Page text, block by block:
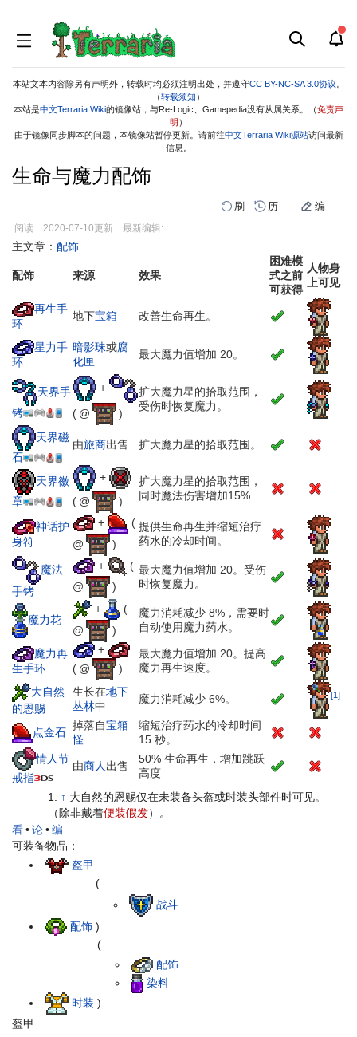
本站文本内容除另有声明外，转载时均必须注明出处，并遵守CC BY-NC-SA 3.0协议
（转载须知 ）
本站是中文Terraria Wiki的镜像站，与Re-Logic、Gamepedia没有从属关系。（免责声
明 ）
由于镜像同步脚本的问题，本镜像站暂停更新。请前往中文Terraria Wiki源站访问最新
信息。
生命与魔力配饰
刷 历 编
阅读 2020-07-10更新 最新编辑:
跳
导
跳
搜
主文章： 配饰
配饰 来源 效果
困难模
式之前
可获得
人物身
上可见
再生手
环
地下宝箱 改善生命再生。
星力手
环
暗影珠或腐
化匣
最大魔力值增加 20。
天界手
铐
+
( @
)
扩大魔力星的拾取范围，
受伤时恢复魔力。
天界磁
石
由旅商出售 扩大魔力星的拾取范围。
天界徽
章
+
( @
)
扩大魔力星的拾取范围，
同时魔法伤害增加15%
神话护
身符
+
(
@
)
提供生命再生并缩短治疗
药水的冷却时间。
魔法
手铐
+
(
@
)
最大魔力值增加 20。受伤
时恢复魔力。
魔力花
+
(
@
)
魔力消耗减少 8%，需要时
自动使用魔力药水。
魔力再
生手环
+
( @
)
最大魔力值增加 20。提高
魔力再生速度。
大自然
的恩赐
生长在地下
丛林中
魔力消耗减少 6%。 [1]
点金石
掉落自宝箱
怪
缩短治疗药水的冷却时间
15 秒。
情人节
戒指
由商人 出售
50% 生命再生，增加跳跃
高度
↑ 大自然的恩赐仅在未装备头盔或时装头部件时可见。
（除非戴着便装假发）。
看•论•编
可装备物品：
盔甲
配饰
(
战斗
)
时装
(
配饰
染料
)
盔甲